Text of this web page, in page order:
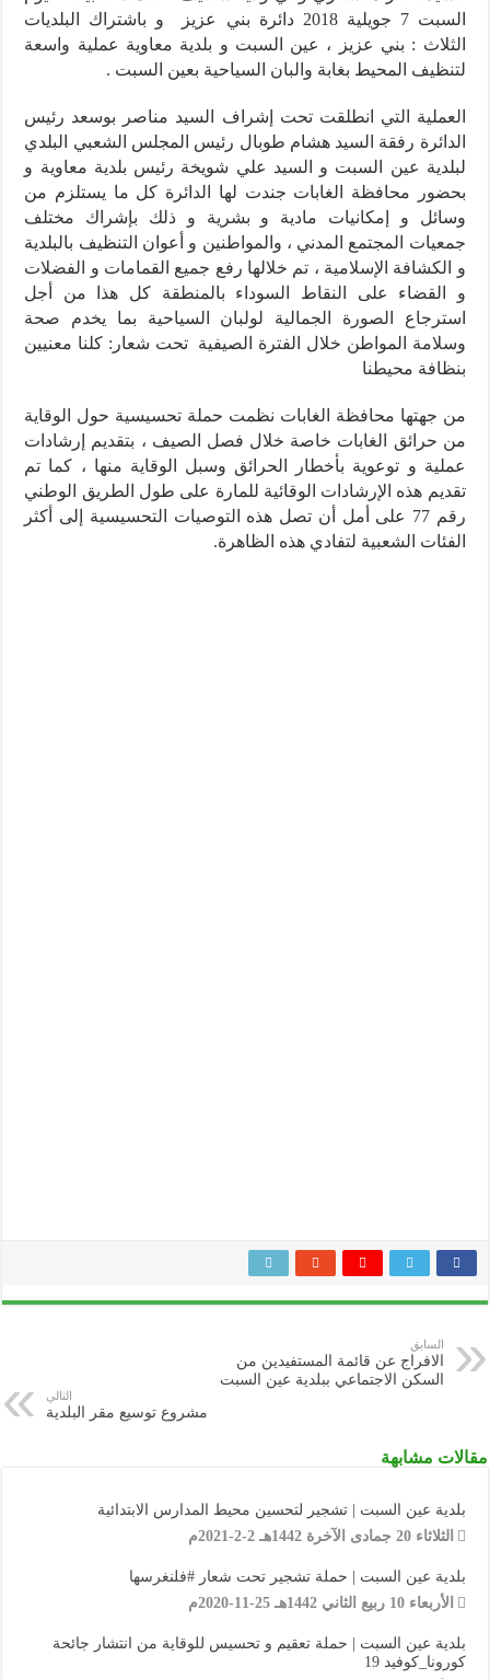
السبت 7 جويلية 2018 دائرة بني عزيز و باشتراك البلديات
الثلاث : بني عزيز ، عين السبت و بلدية معاوية عملية واسعة
لتنظيف المحيط بغابة والبان السياحية بعين السبت .
العملية التي انطلقت تحت إشراف السيد مناصر بوسعد رئيس
الدائرة رفقة السيد هشام طوبال رئيس المجلس الشعبي البلدي
لبلدية عين السبت و السيد علي شويخة رئيس بلدية معاوية و
بحضور محافظة الغابات جندت لها الدائرة كل ما يستلزم من
وسائل و إمكانيات مادية و بشرية و ذلك بإشراك مختلف
جمعيات المجتمع المدني ، والمواطنين و أعوان التنظيف بالبلدية
و الكشافة الإسلامية ، تم خلالها رفع جميع القمامات و الفضلات
و القضاء على النقاط السوداء بالمنطقة كل هذا من أجل
استرجاع الصورة الجمالية لولبان السياحية بما يخدم صحة
وسلامة المواطن خلال الفترة الصيفية تحت شعار: كلنا معنيين
بنظافة محيطنا
من جهتها محافظة الغابات نظمت حملة تحسيسية حول الوقاية
من حرائق الغابات خاصة خلال فصل الصيف ، بتقديم إرشادات
عملية و توعوية بأخطار الحرائق وسبل الوقاية منها ، كما تم
تقديم هذه الإرشادات الوقائية للمارة على طول الطريق الوطني
رقم 77 على أمل أن تصل هذه التوصيات التحسيسية إلى أكثر
الفئات الشعبية لتفادي هذه الظاهرة.
السابق
الافراج عن قائمة المستفيدين من
السكن الاجتماعي ببلدية عين السبت
التالي
مشروع توسيع مقر البلدية
مقالات مشابهة
بلدية عين السبت | تشجير لتحسين محيط المدارس الابتدائية
الثلاثاء 20 جمادى الآخرة 1442هـ 2-2-2021م
بلدية عين السبت | حملة تشجير تحت شعار #فلنغرسها
الأربعاء 10 ربيع الثاني 1442هـ 25-11-2020م
بلدية عين السبت | حملة تعقيم و تحسيس للوقاية من انتشار جائحة
كورونا_كوفيد 19